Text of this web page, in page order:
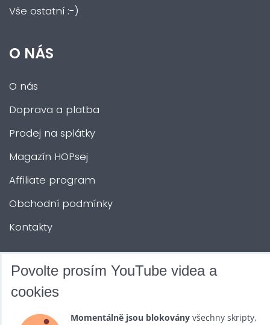
Vše ostatní :-)
O NÁS
O nás
Doprava a platba
Prodej na splátky
Magazín HOPsej
Affiliate program
Obchodní podmínky
Kontakty
DALŠÍ SLUŽBY
Povolte prosím YouTube videa a
cookies
Momentálně jsou blokovány všechny skripty,